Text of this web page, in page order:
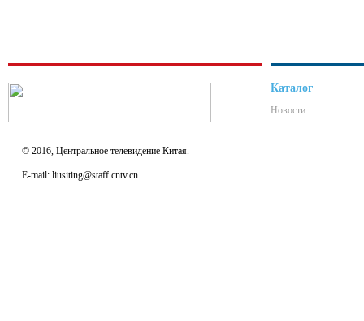
© 2016, Центральное телевидение Китая.
E-mail: liusiting@staff.cntv.cn
Каталог
Новости